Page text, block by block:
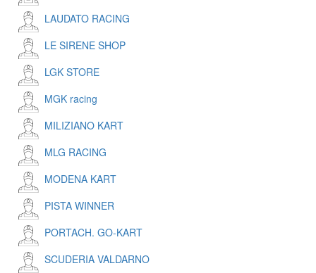
LAUDATO RACING
LE SIRENE SHOP
LGK STORE
MGK racing
MILIZIANO KART
MLG RACING
MODENA KART
PISTA WINNER
PORTACH. GO-KART
SCUDERIA VALDARNO